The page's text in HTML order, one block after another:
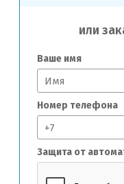
или
Ваше имя
Номер телефона
Защита от